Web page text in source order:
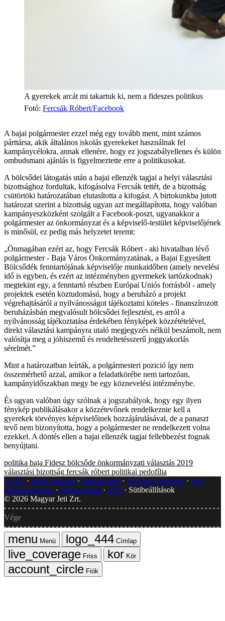
A gyerekek arcát mi takartuk ki, nem a fideszes politikus
Fotó: Fercsák Róbert/Facebook
A bajai polgármester ezzel még egy tovább ment, mint számos
párttársa, akik általános iskolás gyerekeket használnak fel
kampánycélokra, annak ellenére, hogy ez jogszabályellenes és külön
ombudsmani ajánlás is figyelmeztette erre a politikusokat.
A bölcsődei látogatás után a bajai ellenzék tagjai a helyi választási
bizottsághoz fordultak, kifogásolva Fercsák tettét, de a bizottság
csütörtöki határozatában elutasította a kifogást. A birtokunkba jutott
határozat szerint a bizottság ugyan azt megállapította, hogy valóban
kampányeszközként szolgált a Facebook-poszt, ugyanakkor a
polgármester az önkormányzat és a képviselő-testület képviselőjének
is minősül, ez pedig más helyzetet teremt:
„Önmagában ezért az, hogy Fercsák Róbert - aki hivatalban lévő
polgármester - Baja Város Önkormányzatának, a Bajai Egyesített
Bölcsődék fenntartójának képviselője munkaidőben (amely nevelési
idő is egyben, és ezért az intézményben gyermekek tartózkodnak)
megtekint egy, a fenntartó részben Európai Uniós forrásból - amely
projektek esetén köztudomású, hogy a beruházó a projekt
végrehajtásáról a nyilvánosságot tájékoztatni köteles - finanszírozott
beruházásbán megvalósult bölcsődei fejlesztést, es arról a
nyilvánosság tájékoztatása érdekében fényképek közzétételével,
direkt választási kampányra utaló megjegyzés nélkül beszámolt, nem
valósítja meg a jóhiszemű és rendeltetésszerű joggyakorlás
sérelmét.”
Mint a határozatban leírták, a polgármesteri pozició így nem
összemérhető azzal, amikor a feladatkörébe nem tartozóan,
kampányidőszakban megy be egy köznevelési intézménybe.
És ugyan valóban úgy szólnak a jogszabályok, hogy egy ilyen
fénykép publikálásakor a közzétevőnek rendelkeznie kell a
gyerekek törvényes képviselőinek hozzájárulásával, de a panaszt
tevő nem bizonyította, hogy a polgármester ne rendelkezett volna
ezekkel. A döntés ellen a bajai ellenzék tagjai fellebbezést fognak
benyújtani.
politika baja Fidesz bölcsőde önkormányzati választás 2019
választási bizottság fercsák róbert politikai pedofília
GYIK
Hibát jelentek Impresszum Javítások kezelése
Jogi
dokumentumok
Médiaajánlat RSS
Sütibeállítások
© 2026 Magyar Jeti Zrt.
Vége
Menü
Címlap
Friss
Kör
Fiók